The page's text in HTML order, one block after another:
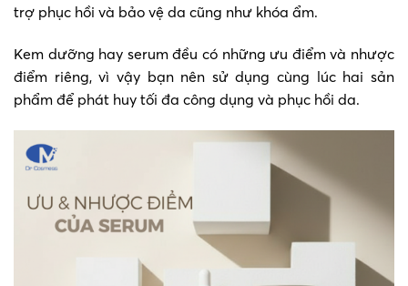
trợ phục hồi và bảo vệ da cũng như khóa ẩm.
Kem dưỡng hay serum đều có những ưu điểm và nhược
điểm riêng, vì vậy bạn nên sử dụng cùng lúc hai sản
phẩm để phát huy tối đa công dụng và phục hồi da.